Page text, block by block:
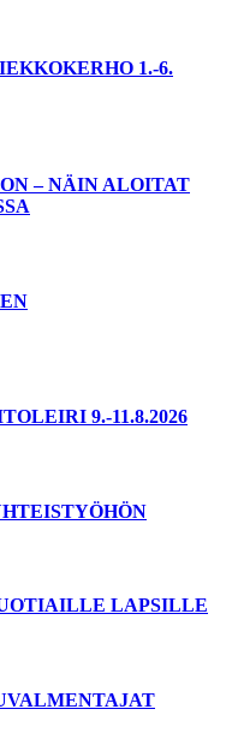
1.-6.
– NÄIN ALOITAT
9.-11.8.2026
LAPSILLE